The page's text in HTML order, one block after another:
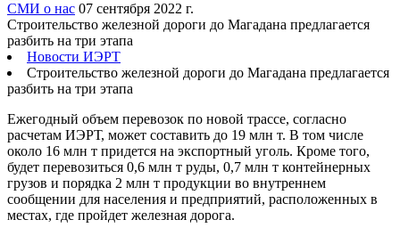
СМИ о нас 07 сентября 2022 г.
Строительство железной дороги до Магадана предлагается
разбить на три этапа
Новости ИЭРТ
Строительство железной дороги до Магадана предлагается
разбить на три этапа
Ежегодный объем перевозок по новой трассе, согласно
расчетам ИЭРТ, может составить до 19 млн т. В том числе
около 16 млн т придется на экспортный уголь. Кроме того,
будет перевозиться 0,6 млн т руды, 0,7 млн т контейнерных
грузов и порядка 2 млн т продукции во внутреннем
сообщении для населения и предприятий, расположенных в
местах, где пройдет железная дорога.